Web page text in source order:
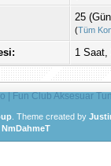
25
(Tüm
1 Saat,
| Fun Club Aksesuar
. Theme created by
NmDahmeT